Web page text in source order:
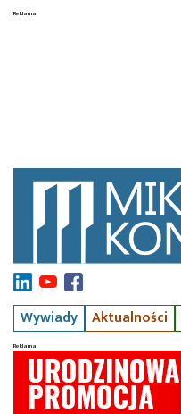
Wywiady Aktualności